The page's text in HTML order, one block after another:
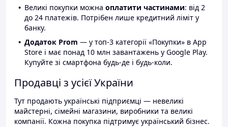
Великі покупки можна оплатити частинами: від 2
до 24 платежів. Потрібен лише кредитний ліміт у
банку.
Додаток Prom — у топ-3 категорії «Покупки» в App
Store і має понад 10 млн завантажень у Google Play.
Купуйте зі смартфона будь-де і будь-коли.
Продавці з усієї України
Тут продають українські підприємці — невеликі
майстерні, сімейні магазини, виробники та великі
компанії. Кожна покупка підтримує український бізнес.